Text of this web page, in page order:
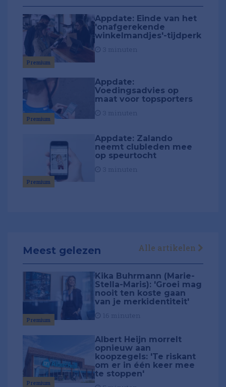
Premium
Appdate: Einde van het
'onafgerekende
winkelmandjes'-tijdperk
Premium
Appdate:
Voedingsadvies op
maat voor topsporters
Premium
Appdate: Zalando
neemt clubleden mee
op speurtocht
Meest gelezen Alle artikelen
Premium
Kika Buhrmann (Marie-
Stella-Maris): 'Groei mag
nooit ten koste gaan
van je merkidentiteit'
Premium
Albert Heijn morrelt
opnieuw aan
koopzegels: 'Te riskant
om er in één keer mee
te stoppen'